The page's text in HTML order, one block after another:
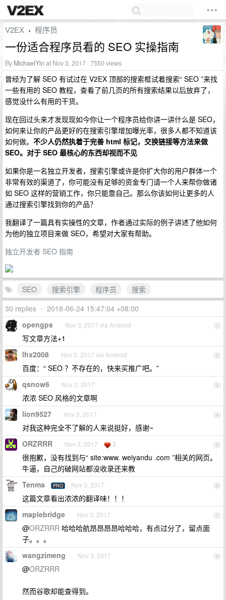
V2EX › 程序员
一份适合程序员看的 SEO 实操指南
By MichaelYin at Nov 3, 2017 · 7550 views
曾经为了解 SEO 有试过在 V2EX 顶部的搜索框试着搜索“ SEO ”来找
一些有用的 SEO 教程，查看了前几页的所有搜索结果以后放弃了，
感觉没什么有用的干货。
现在回过头来才发现现如今你让一个程序员给你讲一讲什么是 SEO，
如何来让你的产品更好的在搜索引擎增加曝光率，很多人都不知道该
如何做。 不少人仍然执着于完善 html 标记，交换链接等方法来做
SEO。对于 SEO 最核心的东西却视而不见
如果你是一名独立开发者，搜索引擎或许是你扩大你的用户群体一个
非常有效的渠道了，你可能没有足够的资金专门请一个人来帮你做诸
如 SEO 这样的营销工作，你只能靠自己。那么你该如何让更多的人
通过搜索引擎找到你的产品？
我翻译了一篇具有实操性的文章，作者通过实际的例子讲述了他如何
为他的独立项目来做 SEO，希望对大家有帮助。
独立开发者 SEO 指南
SEO 搜索引擎 程序员
搜索
30 replies • 2018-06-24 15:47:04 +08:00
1
opengps Nov 3, 2017 via Android
写文章方法+1
2
lhx2008 Nov 3, 2017 via Android
百度：“ SEO ？不存在的，快来买推广吧。”
3
qsnow6 Nov 3, 2017
浓浓 SEO 风格的文章啊
4
lion9527 Nov 3, 2017
对我这种完全不了解的人来说挺好，感谢~
5
ORZRRR Nov 3, 2017 3
很抱歉，没有找到与“ site:www. weiyandu .com ”相关的网页。
牛逼，自己的破网站都没收录还来教
6
Tenma PRO Nov 3, 2017
这篇文章看出浓浓的翻译味！！！
7
maplebridge Nov 3, 2017
@ORZRRR 哈哈哈航昂昂昂昂哈哈哈，有点过分了，留点面
子。。。
8
wangzimeng Nov 3, 2017
@ORZRRR
然而谷歌却能查得到。